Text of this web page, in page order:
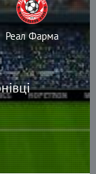
Реал Фарма